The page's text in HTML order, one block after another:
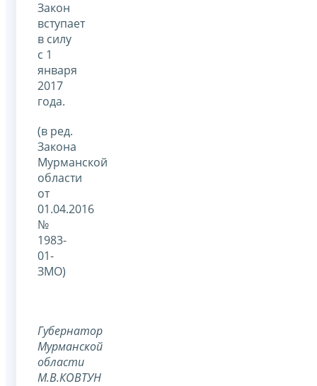
Закон
вступает
в силу
с 1
января
2017
года.
(в ред.
Закона
Мурманской
области
от
01.04.2016
№
1983-
01-
ЗМО)
Губернатор
Мурманской
области
М.В.КОВТУН